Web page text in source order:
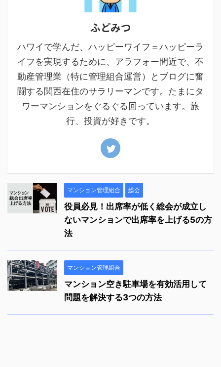
ふどみつ
ハワイで学んだ、ハッピーワイフ＝ハッピーラ
イフを実現するために、アラフォー間近で、不
動産管理業（特に管理組合運営）とブログに奮
闘する関西在住のサラリーマンです。たまにタ
ワーマンションをぐるぐる回っています。旅
行、投資が好きです。
マンション管理組合 総会
役員必見！出席率が低く総会が成立し
ないマンションで出席率を上げる5の方
法
マンション管理組合
マンション空き駐車場を有効活用して
問題を解決する3つの方法